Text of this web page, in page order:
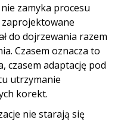
zamyka procesu
do dojrzewania razem
Czasem oznacza to
czasem adaptację pod
utrzymanie
korekt.
nie starają się